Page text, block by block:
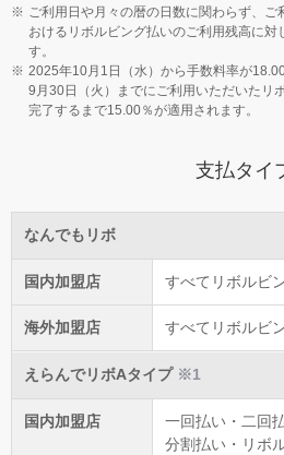
ご利用日や月々の暦の日数に関わらず、
おけるリボルビング払いのご利用残高に対
す。
2025年10月1日（水）から手数料率が
9月30日（火）までにご利用いただいたリ
完了するまで15.00％が適用されます。
支払タイ
なんでもリボ
国内加盟店 すべてリボルビ
海外加盟店 すべてリボルビ
えらんでリボAタイプ ※1
国内加盟店
一回払い・二回
分割払い・リボ